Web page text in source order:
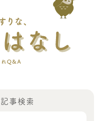
記事検索